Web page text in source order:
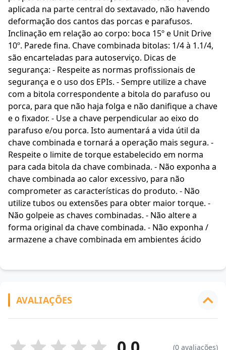
aplicada na parte central do sextavado, não havendo
deformação dos cantos das porcas e parafusos.
Inclinação em relação ao corpo: boca 15º e Unit Drive
10º. Parede fina. Chave combinada bitolas: 1/4 à 1.1/4,
são encarteladas para autoserviço. Dicas de
segurança: - Respeite as normas profissionais de
segurança e o uso dos EPIs. - Sempre utilize a chave
com a bitola correspondente a bitola do parafuso ou
porca, para que não haja folga e não danifique a chave
e o fixador. - Use a chave perpendicular ao eixo do
parafuso e/ou porca. Isto aumentará a vida útil da
chave combinada e tornará a operação mais segura. -
Respeite o limite de torque estabelecido em norma
para cada bitola da chave combinada. - Não exponha a
chave combinada ao calor excessivo, para não
comprometer as características do produto. - Não
utilize tubos ou extensões para obter maior torque. -
Não golpeie as chaves combinadas. - Não altere a
forma original da chave combinada. - Não exponha /
armazene a chave combinada em ambientes ácido
AVALIAÇÕES
(0 avaliações)